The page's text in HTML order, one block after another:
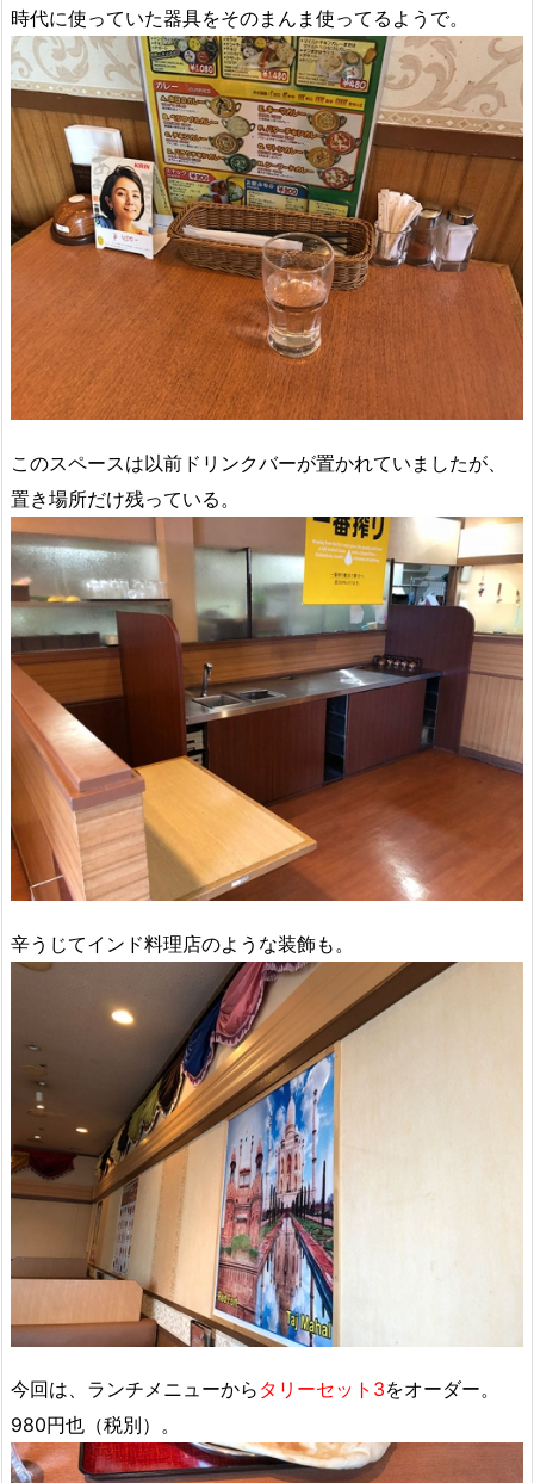
時代に使っていた器具をそのまんま使ってるようで。
このスペースは以前ドリンクバーが置かれていましたが、
置き場所だけ残っている。
辛うじてインド料理店のような装飾も。
今回は、ランチメニューから タリーセット3をオーダー。
980円也（税別）。